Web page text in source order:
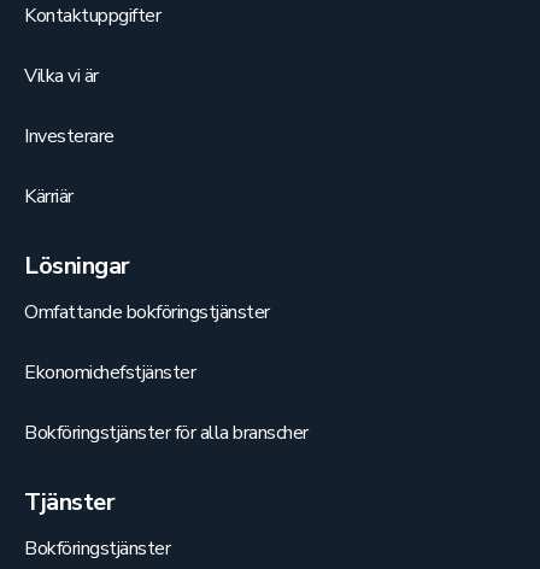
Kontaktuppgifter
Vilka vi är
Investerare
Kärriär
Lösningar
Omfattande bokföringstjänster
Ekonomichefstjänster
Bokföringstjänster för alla branscher
Tjänster
Bokföringstjänster